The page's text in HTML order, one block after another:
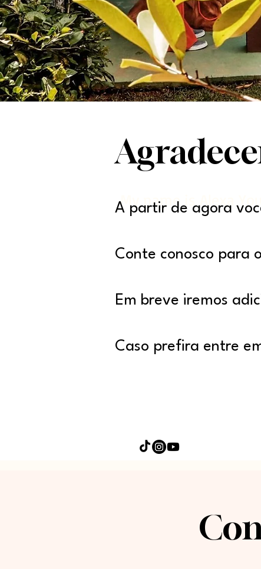
My name is Alexa
A partir de agora
Conte conosco para
Em breve iremos
Caso prefira entre